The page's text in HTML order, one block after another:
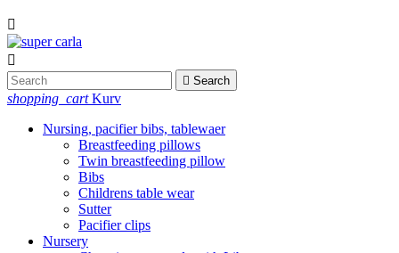


 Search
shopping_cart Kurv
Nursing, pacifier bibs, tablewaer
Breastfeeding pillows
Twin breastfeeding pillow
Bibs
Childrens table wear
Sutter
Pacifier clips
Nursery